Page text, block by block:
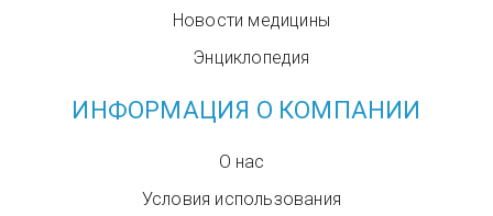
Новости медицины
Энциклопедия
ИНФОРМАЦИЯ О КОМПАНИИ
О нас
Условия использования